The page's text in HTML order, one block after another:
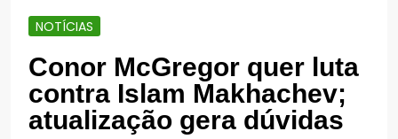
NOTÍCIAS
Conor McGregor quer luta
contra Islam Makhachev;
atualização gera dúvidas